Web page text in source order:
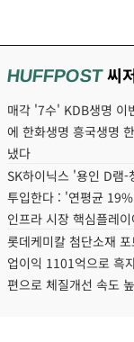
HUFFPOST씨
매각 '7수' KDB생명 이
에 한화생명 흥국생명
냈다
SK하이닉스 '용인 D램
투입한다 : '연평균
인프라 시장 핵심플레이
롯데케미칼 첨단소재
업이익 1101억으로 흑
편으로 체질개선 속도